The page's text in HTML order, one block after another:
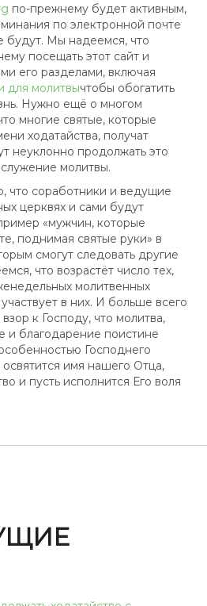
по-прежнему будет активным,
по электронной почте
будут. Мы надеемся, что
посещать этот сайт и
его разделами, включая
для молитвычтобы обогатить
Нужно ещё о многом
многие святые, которые
ходатайства, получат
неуклонно продолжать это
молитвы.
что соработники и ведущие
церквях и сами будут
«мужчин, которые
поднимая святые руки» в
смогут следовать другие
что возрастёт число тех,
молитвенных
в них. И больше всего
к Господу, что молитва,
и благодарение поистине
Господнего
имя нашего Отца,
и пусть исполнится Его воля